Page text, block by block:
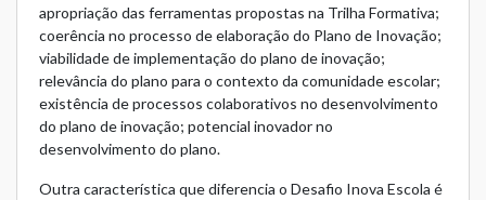
apropriação das ferramentas propostas na Trilha Formativa;
coerência no processo de elaboração do Plano de Inovação;
viabilidade de implementação do plano de inovação;
relevância do plano para o contexto da comunidade escolar;
existência de processos colaborativos no desenvolvimento
do plano de inovação; potencial inovador no
desenvolvimento do plano.
Outra característica que diferencia o Desafio Inova Escola é